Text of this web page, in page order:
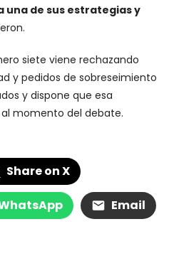
una de sus estrategias y
siete viene rechazando
y pedidos de sobreseimiento
y dispone que esa
momento del debate.
Share on X
Email